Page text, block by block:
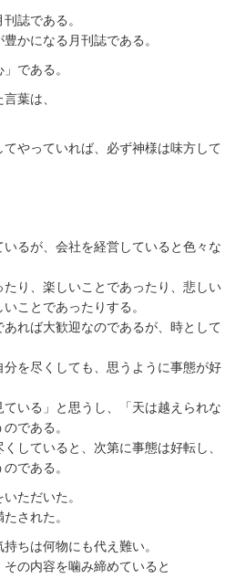
誌である。
かになる月刊誌である。
である。
葉は、
てやっていれば、必ず神様は味方して
るが、会社を経営していると色々な
り、楽しいことであったり、悲しい
ことであったりする。
れば大歓迎なのであるが、時として
を尽くしても、思うように事態が好
いる」と思うし、「天は越えられな
である。
していると、次第に事態は好転し、
である。
ただいた。
された。
ちは何物にも代え難い。
の内容を噛み締めていると